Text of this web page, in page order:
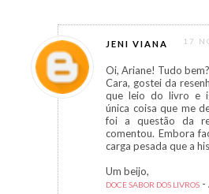
JENI VIANA 17
Oi, Ariane! Tudo bem?
Cara, gostei da
que leio do livro e
única coisa que me
foi a questão da
comentou. Embora
carga pesada que a
Um beijo,
DOCE SABOR DOS LIVROS -